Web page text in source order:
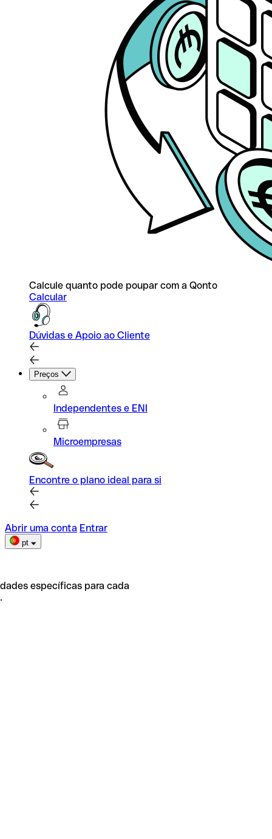
Calcule quanto pode poupar com a Qonto
Calcular
Dúvidas e Apoio ao Cliente
Preços
Independentes e ENI
Microempresas
Encontre o plano ideal para si
Abrir uma conta Entrar
pt
específicas para cada